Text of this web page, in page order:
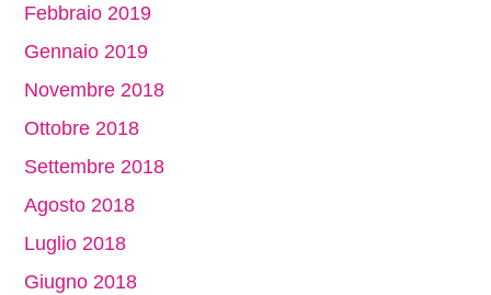
Febbraio 2019
Gennaio 2019
Novembre 2018
Ottobre 2018
Settembre 2018
Agosto 2018
Luglio 2018
Giugno 2018